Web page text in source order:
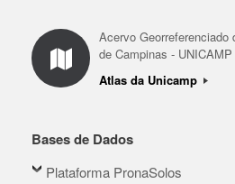
Acervo Georreferenciado
de Campinas - UNICAMP
Atlas da Unicamp
Bases de Dados
Plataforma PronaSolos